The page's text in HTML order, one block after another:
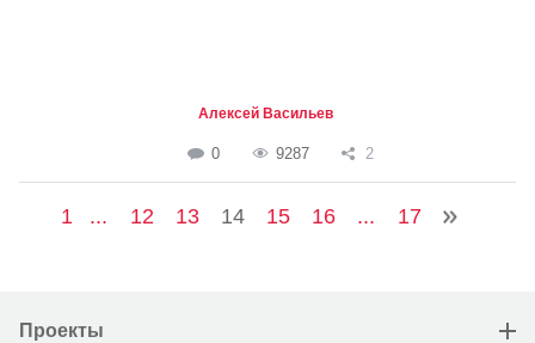
Алексей Васильев
0 9287 2
1 ... 12 13 14 15 16 ... 17
Проекты